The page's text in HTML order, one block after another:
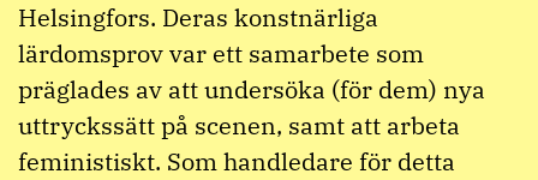
Helsingfors. Deras konstnärliga
lärdomsprov var ett samarbete som
präglades av att undersöka (för dem) nya
uttryckssätt på scenen, samt att arbeta
feministiskt. Som handledare för detta